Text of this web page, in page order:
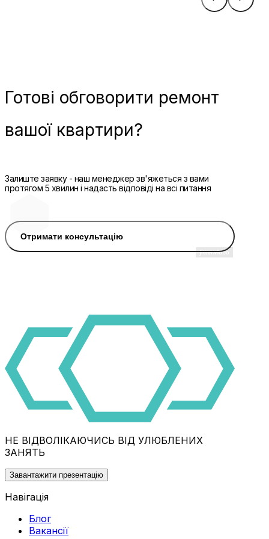
Готові обговорити ремонт
вашої квартири?
Залиште заявку - наш менеджер зв'яжеться з вами
протягом 5 хвилин і надасть відповіді на всі питання
Отримати консультацію
НЕ ВІДВОЛІКАЮЧИСЬ ВІД УЛЮБЛЕНИХ
ЗАНЯТЬ
Завантажити презентацію
Навігація
Блог
Вакансії